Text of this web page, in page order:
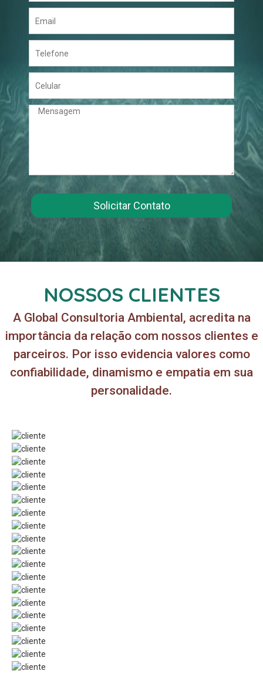
Solicitar Contato
NOSSOS CLIENTES
A Global Consultoria Ambiental, acredita na
importância da relação com nossos clientes e
parceiros. Por isso evidencia valores como
confiabilidade, dinamismo e empatia em sua
personalidade.